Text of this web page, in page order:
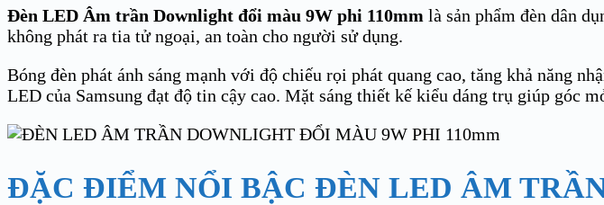
Đèn LED Âm trần Downlight đổi màu 9W phi 110mm là sản phẩm đèn dân
không phát ra tia tử ngoại, an toàn cho người sử dụng.
Bóng đèn phát ánh sáng mạnh với độ chiếu rọi phát quang cao, tăng khả năng
LED của Samsung đạt độ tin cậy cao. Mặt sáng thiết kế kiểu dáng trụ giúp góc
ĐẶC ĐIỂM NỔI BẬC ĐÈN LED ÂM